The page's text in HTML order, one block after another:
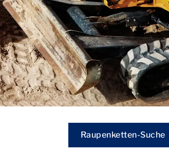
Raupenketten-Suche